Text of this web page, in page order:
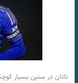
ناتان در سنین بسیار